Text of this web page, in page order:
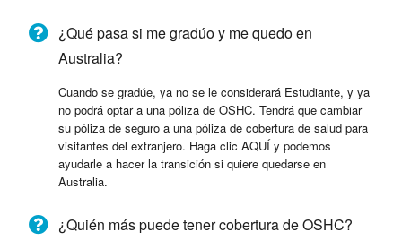
¿Qué pasa si me gradúo y me quedo en
Australia?
Cuando se gradúe, ya no se le considerará Estudiante, y ya
no podrá optar a una póliza de OSHC. Tendrá que cambiar
su póliza de seguro a una póliza de cobertura de salud para
visitantes del extranjero. Haga clic AQUÍ y podemos
ayudarle a hacer la transición si quiere quedarse en
Australia.
¿Quién más puede tener cobertura de OSHC?